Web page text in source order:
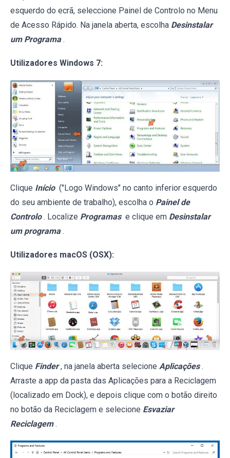
esquerdo do ecrã, seleccione Painel de Controlo no Menu
de Acesso Rápido. Na janela aberta, escolha Desinstalar
um Programa .
Utilizadores Windows 7:
Clique Início ("Logo Windows" no canto inferior esquerdo
do seu ambiente de trabalho), escolha o Painel de
Controlo . Localize Programas e clique em Desinstalar
um programa .
Utilizadores macOS (OSX):
Clique Finder , na janela aberta selecione Aplicações .
Arraste a app da pasta das Aplicações para a Reciclagem
(localizado em Dock), e depois clique com o botão direito
no botão da Reciclagem e selecione Esvaziar
Reciclagem .